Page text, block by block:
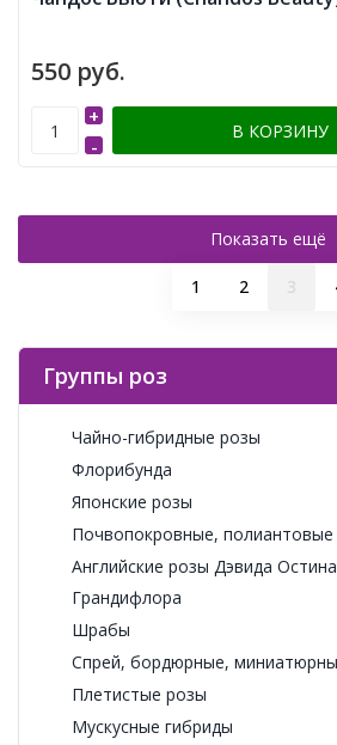
550 руб.
-
+
В КОРЗИНУ
1 2 3
Показать ещё
Группы роз
Чайно-гибридные розы
Флорибунда
Японские розы
Почвопокровные,
Английские розы Дэвида Остина
Грандифлора
Шрабы
Спрей, бордюрные,
Плетистые розы
Мускусные гибриды